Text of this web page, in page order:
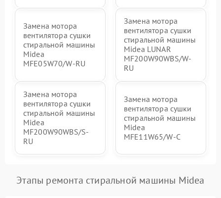
Замена мотора
вентилятора сушки
стиральной машины
Midea
MFE05W70/W-RU
Замена мотора
вентилятора сушки
стиральной машины
Midea LUNAR
MF200W90WBS/W-
RU
Замена мотора
вентилятора сушки
стиральной машины
Midea
MF200W90WBS/S-
RU
Замена мотора
вентилятора сушки
стиральной машины
Midea
MFE11W65/W-C
Этапы ремонта стиральной машины Midea